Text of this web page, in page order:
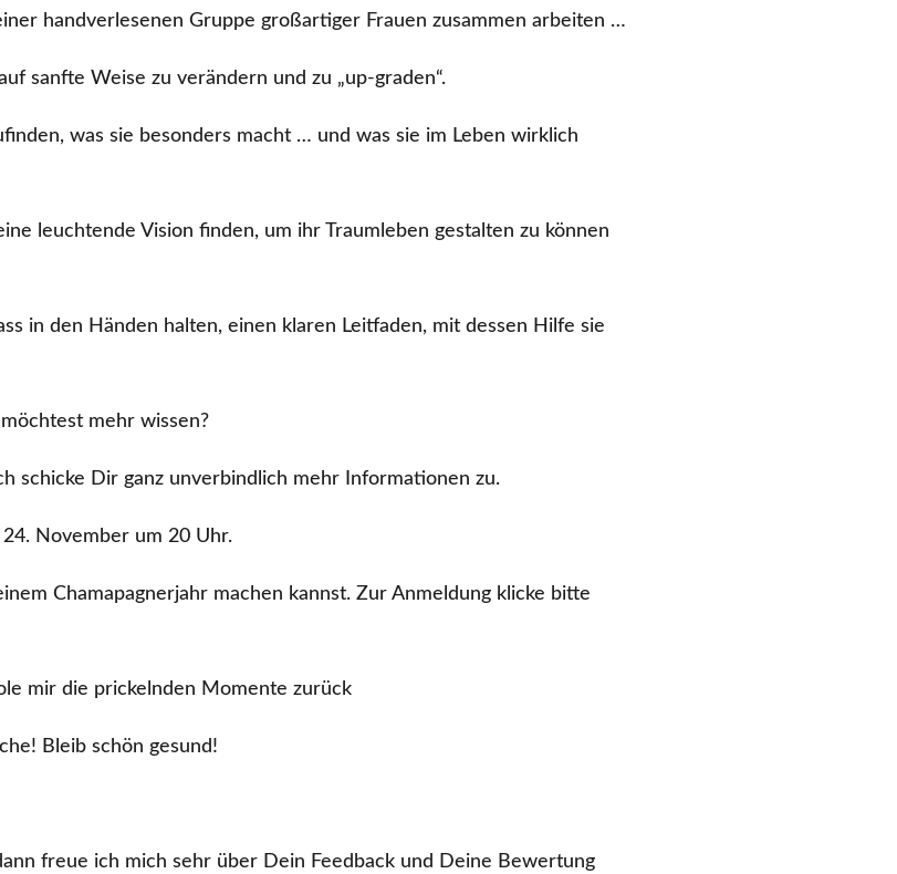
handverlesenen Gruppe großartiger Frauen zusammen arbeiten …
sanfte Weise zu verändern und zu „up-graden“.
was sie besonders macht … und was sie im Leben wirklich
leuchtende Vision finden, um ihr Traumleben gestalten zu können
in den Händen halten, einen klaren Leitfaden, mit dessen Hilfe sie
mehr wissen?
schicke Dir ganz unverbindlich mehr Informationen zu.
November um 20 Uhr.
Chamapagnerjahr machen kannst. Zur Anmeldung klicke bitte
mir die prickelnden Momente zurück
Bleib schön gesund!
freue ich mich sehr über Dein Feedback und Deine Bewertung